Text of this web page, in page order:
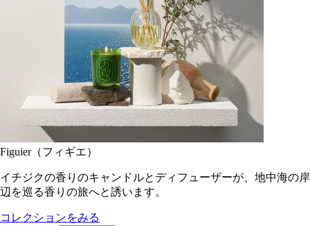
Figuier（フィギエ）
イチジクの香りのキャンドルとディフューザーが、地中海の岸
辺を巡る香りの旅へと誘います。
コレクションをみる